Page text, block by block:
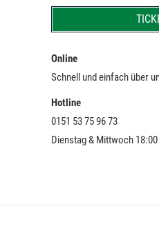
Online
Schnell und einfach über
Hotline
0151 53 75 96 73
Dienstag & Mittwoch